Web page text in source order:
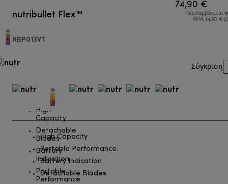
High
Capacity
Detachable
Blades
Battery
Indication.
Portable
Performance.
nutribullet Flex™
NBP013VT
74,90 €
Περιλαμβάνεται
ΦΠΑ 14,50 €
Σύγκριση
High Capacity
Portable Performance.
Battery Indication.
Detachable Blades